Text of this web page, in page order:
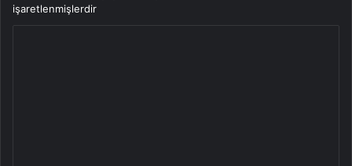
işaretlenmişlerdir